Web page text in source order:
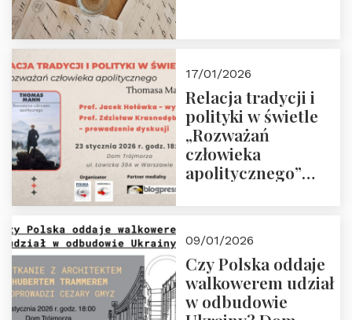
17/01/2026
Relacja tradycji i
polityki w świetle
„Rozważań
człowieka
apolitycznego”
godz. 18:00.
Zapraszamy!
09/01/2026
Czy Polska oddaje
walkowerem udział
w odbudowie